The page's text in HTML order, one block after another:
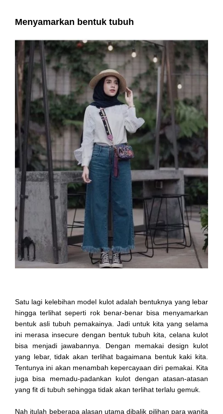
Menyamarkan bentuk tubuh
Satu lagi kelebihan model kulot adalah bentuknya yang lebar
hingga terlihat seperti rok benar-benar bisa menyamarkan
bentuk asli tubuh pemakainya. Jadi untuk kita yang selama
ini merasa insecure dengan bentuk tubuh kita, celana kulot
bisa menjadi jawabannya. Dengan memakai design kulot
yang lebar, tidak akan terlihat bagaimana bentuk kaki kita.
Tentunya ini akan menambah kepercayaan diri pemakai. Kita
juga bisa memadu-padankan kulot dengan atasan-atasan
yang fit di tubuh sehingga tidak akan terlihat terlalu gemuk.
Nah itulah beberapa alasan utama dibalik pilihan para wanita